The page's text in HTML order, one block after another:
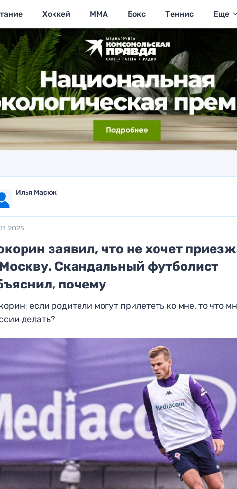
Хоккей MMA Бокс Теннис Еще
Илья Масюк
заявил, что не хочет
Скандальный футболист
почему
если родители могут прилететь ко мне, то что
делать?